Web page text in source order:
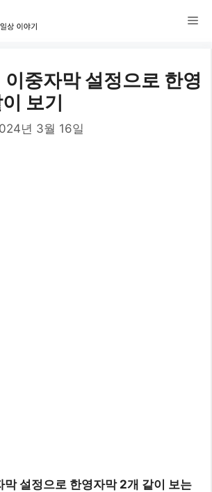
메
중자막 설정으로 한영
보기
년 3월 16일
막 설정으로 한영자막 2개 같이 보는